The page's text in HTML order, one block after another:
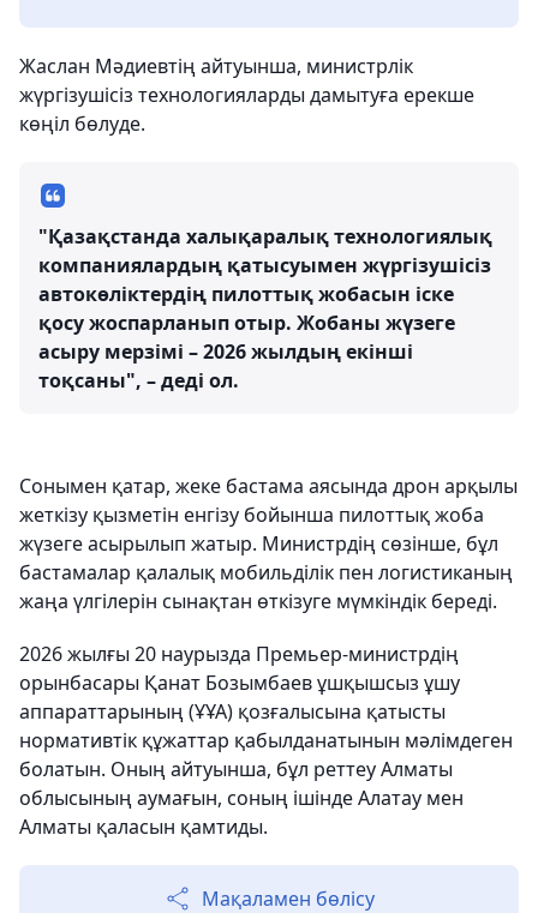
Жаслан Мәдиевтің айтуынша, министрлік
жүргізушісіз технологияларды дамытуға ерекше
көңіл бөлуде.
"Қазақстанда халықаралық технологиялық
компаниялардың қатысуымен жүргізушісіз
автокөліктердің пилоттық жобасын іске
қосу жоспарланып отыр. Жобаны жүзеге
асыру мерзімі – 2026 жылдың екінші
тоқсаны", – деді ол.
Сонымен қатар, жеке бастама аясында дрон арқылы
жеткізу қызметін енгізу бойынша пилоттық жоба
жүзеге асырылып жатыр. Министрдің сөзінше, бұл
бастамалар қалалық мобильділік пен логистиканың
жаңа үлгілерін сынақтан өткізуге мүмкіндік береді.
2026 жылғы 20 наурызда Премьер-министрдің
орынбасары Қанат Бозымбаев ұшқышсыз ұшу
аппараттарының (ҰҰА) қозғалысына қатысты
нормативтік құжаттар қабылданатынын мәлімдеген
болатын. Оның айтуынша, бұл реттеу Алматы
облысының аумағын, соның ішінде Алатау мен
Алматы қаласын қамтиды.
Мақаламен бөлісу